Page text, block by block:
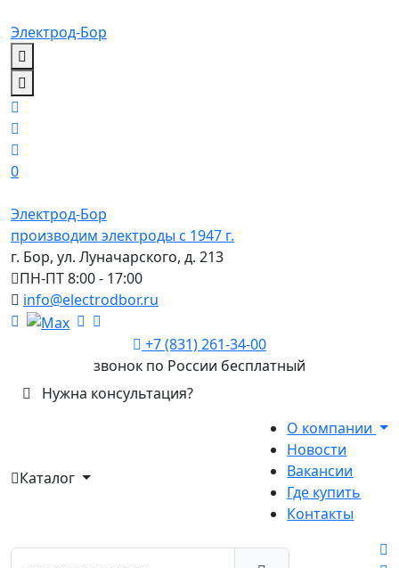
Электрод-Бор
0
Электрод-Бор
производим электроды с 1947 г.
г. Бор, ул. Луначарского, д. 213
ПН-ПТ 8:00 - 17:00
info@electrodbor.ru
+7 (831) 261-34-00
звонок по России бесплатный
Нужна консультация?
Каталог
О компании
Новости
Вакансии
Где купить
Контакты